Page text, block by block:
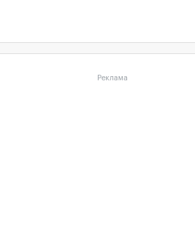
Реклама